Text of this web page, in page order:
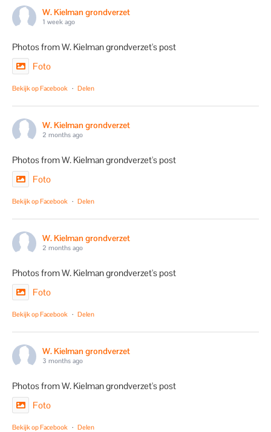
W. Kielman grondverzet
1 week ago
Photos from W. Kielman grondverzet's post
Foto
Bekijk op Facebook · Delen
W. Kielman grondverzet
2 months ago
Photos from W. Kielman grondverzet's post
Foto
Bekijk op Facebook · Delen
W. Kielman grondverzet
2 months ago
Photos from W. Kielman grondverzet's post
Foto
Bekijk op Facebook · Delen
W. Kielman grondverzet
3 months ago
Photos from W. Kielman grondverzet's post
Foto
Bekijk op Facebook · Delen